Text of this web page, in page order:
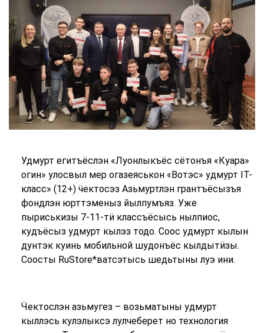
Удмурт егитъёслэн «Луонлыкъёс сётонъя «Куара»
огин» улосвыл мер огазеяськон «Вотэс» удмурт IT-
класс» (12+) ӵектосэз Азьмуртлэн грантъёсызъя
фондлэн юрттэменыз йылпумъяз. Уже
пыриськизы 7-11-тӥ классъёсысь нылпиос,
кудъёсыз удмурт кылэз тодо. Соос удмурт кылын
дунтэк куинь мобильной шудонъёс кылдытӥзы.
Соосты RuStore*ватсэтысь шедьтыны луэ ини.
Ӵектослэн азьмугез – возьматыны удмурт
кыллэсь кулэлыксэ лулчеберет но технология